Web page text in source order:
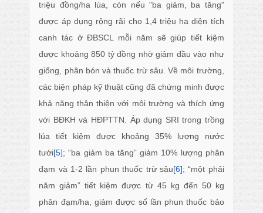
triệu đồng/ha lúa, còn nếu "ba giảm, ba tăng"
được áp dụng rộng rãi cho 1,4 triệu ha diện tích
canh tác ở ĐBSCL mỗi năm sẽ giúp tiết kiệm
được khoảng 850 tỷ đồng nhờ giảm đầu vào như
giống, phân bón và thuốc trừ sâu. Về môi trường,
các biện pháp kỹ thuật cũng đã chứng minh được
khả năng thân thiện với môi trường và thích ứng
với BĐKH và HĐPTTN. Áp dụng SRI trong trồng
lúa tiết kiệm được khoảng 35% lượng nước
tưới[5]; “ba giảm ba tăng” giảm 10% lượng phân
đạm và 1-2 lần phun thuốc trừ sâu[6]; “một phải
năm giảm” tiết kiệm được từ 45 kg đến 50 kg
phân đạm/ha, giảm được số lần phun thuốc bảo